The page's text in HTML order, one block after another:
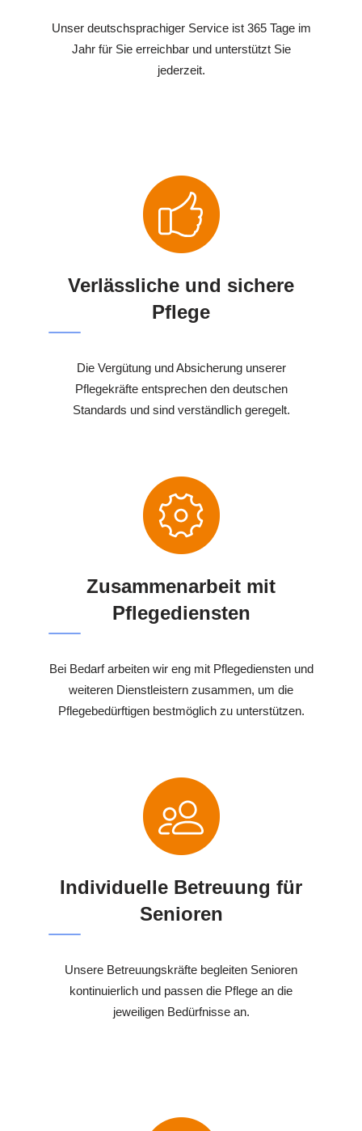
Unser deutschsprachiger Service ist 365 Tage im
Jahr für Sie erreichbar und unterstützt Sie
jederzeit.
Verlässliche und sichere
Pflege
Die Vergütung und Absicherung unserer
Pflegekräfte entsprechen den deutschen
Standards und sind verständlich geregelt.
Zusammenarbeit mit
Pflegediensten
Bei Bedarf arbeiten wir eng mit Pflegediensten und
weiteren Dienstleistern zusammen, um die
Pflegebedürftigen bestmöglich zu unterstützen.
Individuelle Betreuung für
Senioren
Unsere Betreuungskräfte begleiten Senioren
kontinuierlich und passen die Pflege an die
jeweiligen Bedürfnisse an.